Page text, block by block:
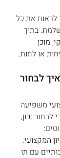
לראות את כל
בתוך
מוכן
או לחות.
לבחור
משפיעה
לבחור נכון,
המקצועי.
עם תו